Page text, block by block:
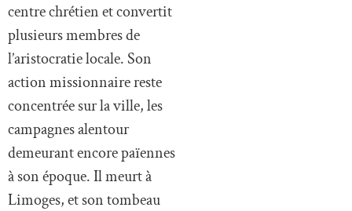
centre chrétien et convertit
plusieurs membres de
l’aristocratie locale. Son
action missionnaire reste
concentrée sur la ville, les
campagnes alentour
demeurant encore païennes
à son époque. Il meurt à
Limoges, et son tombeau